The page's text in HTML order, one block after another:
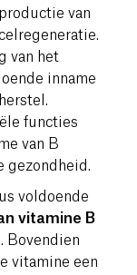
van
van het
inname
functies
van B
gezondheid.
voldoende
vitamine B
Bovendien
vitamine een